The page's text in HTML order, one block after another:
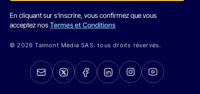
En cliquant sur s'inscrire, vous confirmez que vous
acceptez nosTermes et Conditions
© 2026 Talmont Media SAS. tous droits réservés.